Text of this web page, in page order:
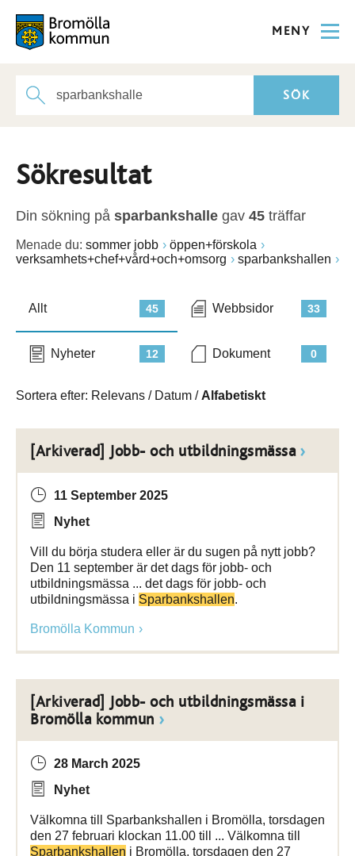
MENY
Sökresultat
Din sökning på sparbankshalle gav 45 träffar
Menade du: sommer jobb
öppen+förskola
verksamhets+chef+vård+och+omsorg
sparbankshallen
45
Allt 33
Webbsidor
12
Nyheter 0
Dokument
Sortera efter: Relevans / Datum / Alfabetiskt
[Arkiverad] Jobb- och utbildningsmässa
11 September 2025
Nyhet
Vill du börja studera eller är du sugen på nytt jobb?
Den 11 september är det dags för jobb- och
utbildningsmässa ... det dags för jobb- och
utbildningsmässa i Sparbankshallen.
Bromölla Kommun
[Arkiverad] Jobb- och utbildningsmässa i
Bromölla kommun
28 March 2025
Nyhet
Välkomna till Sparbankshallen i Bromölla, torsdagen
den 27 februari klockan 11.00 till ... Välkomna till
Sparbankshallen i Bromölla, torsdagen den 27